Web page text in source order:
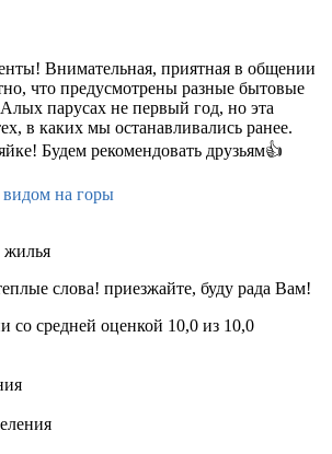
Внимательная, приятная в общении
что предусмотрены разные бытовые
парусах не первый год, но эта
в каких мы останавливались ранее.
Будем рекомендовать друзьям👍
на горы
жилья
слова! приезжайте, буду рада Вам!
со средней оценкой 10,0 из 10,0